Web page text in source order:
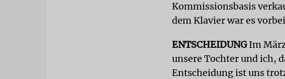
Kommissionsbasis
dem Klavier war es
ENTSCHEIDUNGIm
unsere Tochter und ich,
Entscheidung ist uns